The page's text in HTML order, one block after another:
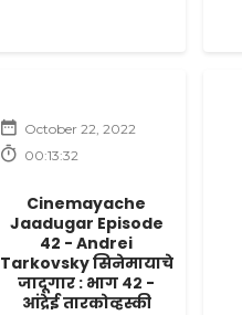
October 22, 2022
00:13:32
Cinemayache
Jaadugar Episode
42 - Andrei
Tarkovsky सिनेमायाचे
जादूगार : भाग ४२ -
आंद्रेई तारकोव्हस्की